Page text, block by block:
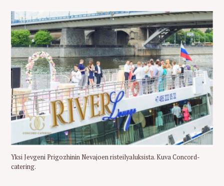
Yksi Jevgeni Prigozhinin Nevajoen risteilyaluksista. Kuva Concord-
catering.